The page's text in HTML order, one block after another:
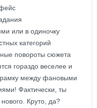
или в одиночку
категорий
повороты сюжета
гораздо веселее и
рамку между фановыми
Фактически, ты
Круто, да?